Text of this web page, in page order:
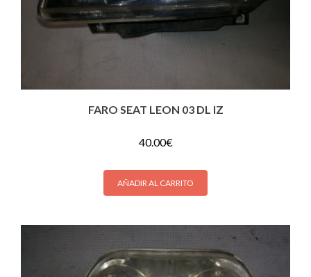
FARO SEAT LEON 03 DL IZ
40.00€
AÑADIR AL CARRITO